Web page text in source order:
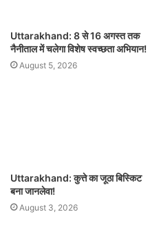
Uttarakhand: 8 से 16 अगस्त तक
नैनीताल में चलेगा विशेष स्वच्छता अभियान!
August 5, 2026
Uttarakhand: कुत्ते का जूठा बिस्किट
बना जानलेवा!
August 3, 2026